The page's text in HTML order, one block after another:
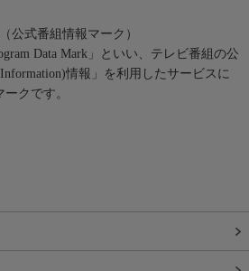
公式番組情報マーク）
Data Mark」といい、テレビ番組の公
情報」を利用したサービスに
クです。